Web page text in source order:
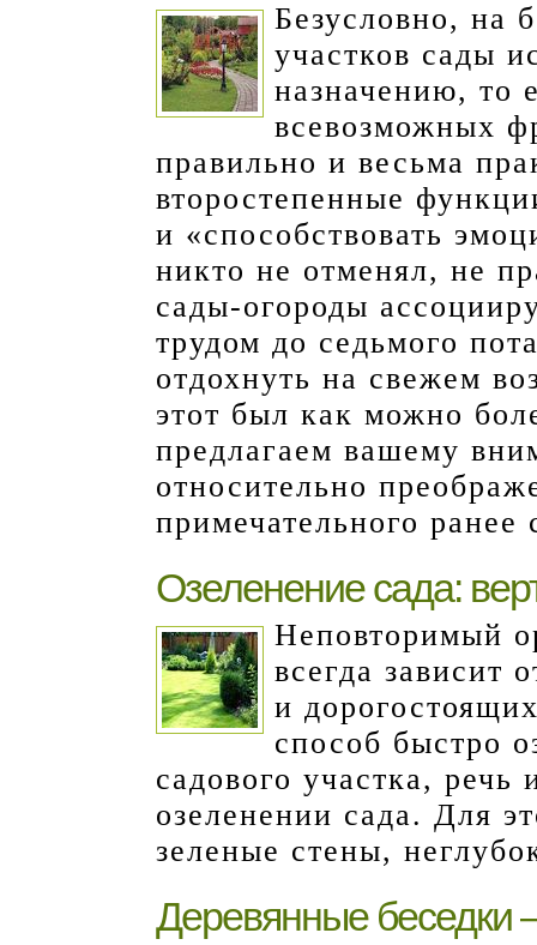
Безусловно, на
участков сады
назначению, то
всевозможных
правильно и весьма
второстепенные
и «способствовать
никто не отменял, не
сады-огороды
трудом до седьмого
отдохнуть на свежем
этот был как можно
предлагаем вашему
относительно
примечательного ранее
Озеленение сада:
Неповторимый
всегда зависит
и
способ быстро
садового участка, речь
озеленении сада. Для
зеленые стены,
Деревянные беседки